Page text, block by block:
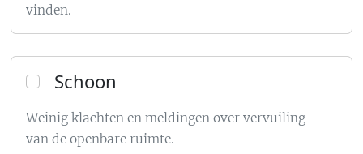
vinden.
Schoon
Weinig klachten en meldingen over vervuiling
van de openbare ruimte.